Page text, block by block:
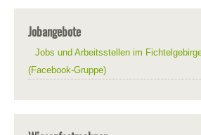
Jobangebote
Jobs und Arbeitsstellen im
(Facebook-Gruppe)